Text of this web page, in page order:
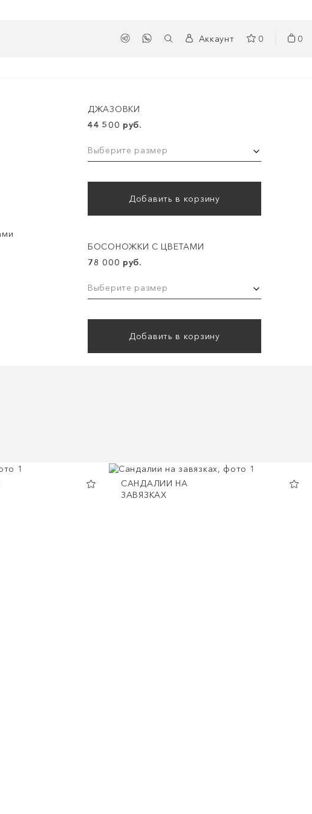
Аккаунт 0 0
ДЖАЗОВКИ
44 500 руб.
Выберите размер
Добавить в корзину
БОСОНОЖКИ С ЦВЕТАМИ
78 000 руб.
Выберите размер
Добавить в корзину
САНДАЛИИ НА
ЗАВЯЗКАХ